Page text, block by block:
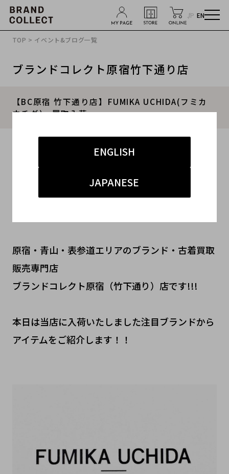
JP EN
ENGLISH
JAPANESE
TOP > イベント&ブログ一覧
ブランドコレクト原宿竹下通り店
【BC原宿 竹下通り店】FUMIKA UCHIDA(フミカ
ウチダ) 買取入荷
#レディース
#原宿竹下通り店
原宿・青山・表参道エリアのブランド・古着買取
販売専門店
ブランドコレクト原宿（竹下通り）店です!!!
本日は当店に入荷いたしました注目ブランドから
アイテムをご紹介します！！